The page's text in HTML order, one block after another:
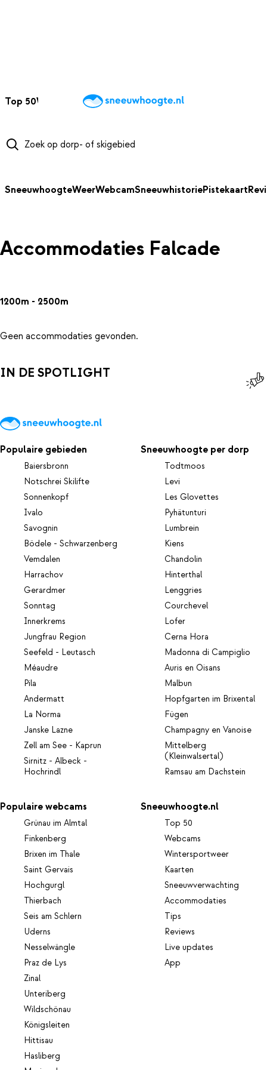
Top 50Webcams WintersportweerKaarten
SneeuwhoogteWeerWebcamSneeuwhistoriePistekaart
Accommodaties Falcade
1200m - 2500m
Geen accommodaties gevonden.
IN DE SPOTLIGHT
Populaire gebieden
Baiersbronn
Notschrei Skilifte
Sonnenkopf
Ivalo
Savognin
Bödele - Schwarzenberg
Vemdalen
Harrachov
Gerardmer
Sonntag
Innerkrems
Jungfrau Region
Seefeld - Leutasch
Méaudre
Pila
Andermatt
La Norma
Janske Lazne
Zell am See - Kaprun
Sirnitz - Albeck -
Hochrindl
Sneeuwhoogte per dorp
Todtmoos
Levi
Les Glovettes
Pyhätunturi
Lumbrein
Kiens
Chandolin
Hinterthal
Lenggries
Courchevel
Lofer
Cerna Hora
Madonna di Campiglio
Auris en Oisans
Malbun
Hopfgarten im Brixental
Fügen
Champagny en Vanoise
Mittelberg
(Kleinwalsertal)
Ramsau am Dachstein
Populaire webcams
Grünau im Almtal
Finkenberg
Brixen im Thale
Saint Gervais
Hochgurgl
Thierbach
Seis am Schlern
Uderns
Nesselwängle
Praz de Lys
Zinal
Unteriberg
Wildschönau
Königsleiten
Hittisau
Hasliberg
Sneeuwhoogte.nl
Top 50
Webcams
Wintersportweer
Kaarten
Sneeuwverwachting
Accommodaties
Tips
Reviews
Live updates
App